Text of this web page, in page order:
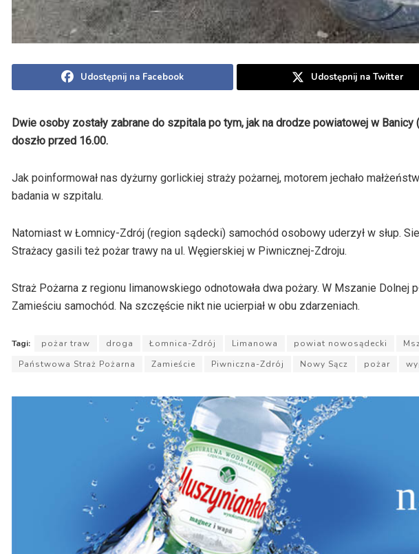
Udostępnij na Facebook Udostępnij na Twitter
Dwie osoby zostały zabrane do szpitala po tym, jak na drodze powiatowej w
doszło przed 16.00.
Jak poinformował nas dyżurny gorlickiej straży pożarnej, motorem jechało
badania w szpitalu.
Natomiast w Łomnicy-Zdrój (region sądecki) samochód osobowy uderzył w słup.
Strażacy gasili też pożar trawy na ul. Węgierskiej w Piwnicznej-Zdroju.
Straż Pożarna z regionu limanowskiego odnotowała dwa pożary. W Mszanie Dolnej
Zamieściu samochód. Na szczęście nikt nie ucierpiał w obu zdarzeniach.
Tagi: pożar traw droga Łomnica-Zdrój Limanowa powiat nowosądecki
Państwowa Straż Pożarna
Zamieście Piwniczna-Zdrój Nowy Sącz pożar